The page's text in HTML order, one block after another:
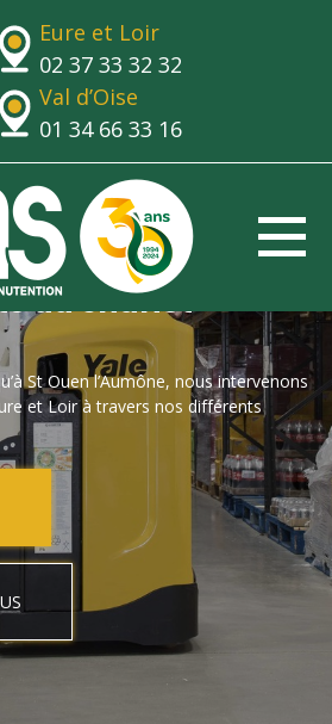
Eure et Loir
02 37 33 32 32
Val d’Oise
01 34 66 33 16
du chariot
St Ouen l’Aumône, nous intervenons
et Loir à travers nos différents